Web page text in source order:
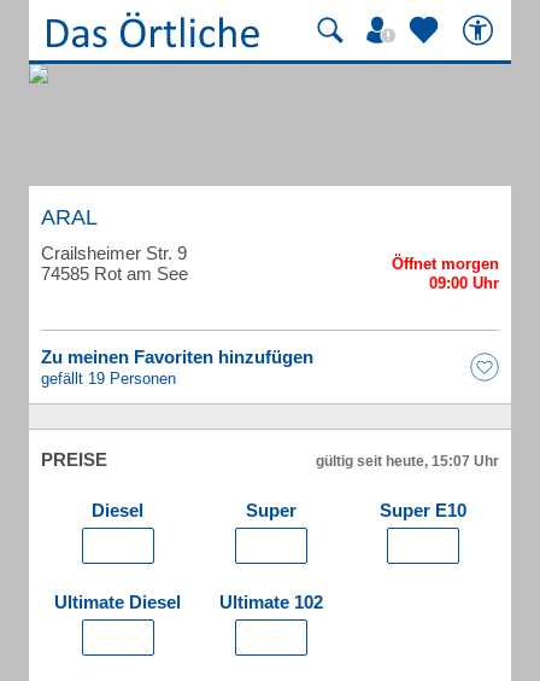
ARAL
Crailsheimer Str. 9
74585 Rot am See
Zu meinen Favoriten hinzufügen
gefällt 19 Personen
PREISE gültig seit heute, 15:07 Uhr
Diesel Super Super E10
Ultimate Diesel Ultimate 102